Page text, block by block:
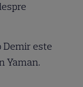
Demir este
Yaman.